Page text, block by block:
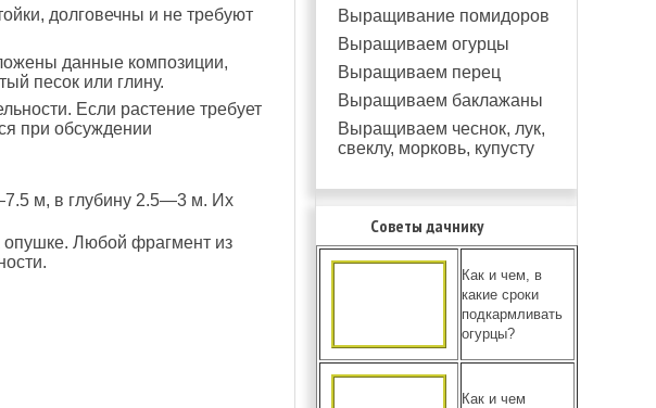
долговечны и не требуют
данные композиции,
песок или глину.
Если растение требует
при обсуждении
м, в глубину 2.5—3 м. Их
опушке. Любой фрагмент из
Выращивание помидоров
Выращиваем огурцы
Выращиваем перец
Выращиваем баклажаны
Выращиваем чеснок, лук,
свеклу, морковь, купусту
Советы дачнику
Как и чем, в
какие сроки
подкармливать
огурцы?
Как и чем